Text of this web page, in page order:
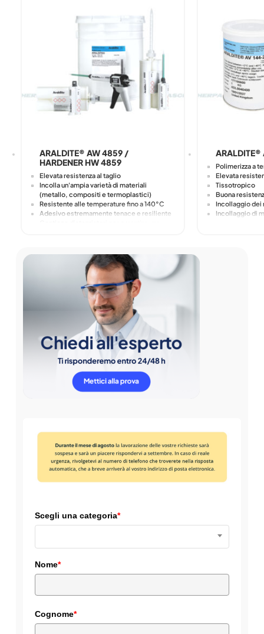
ARALDITE® AW 4859 /
HARDENER HW 4859
Elevata resistenza al taglio
Incolla un'ampia varietà di materiali
(metallo, compositi e termoplastici)
Resistente alle temperature fino a 140°C
Adesivo estremamente tenace e resiliente
Polimerizza a
Elevata
Tissotropico
Buona
Incollaggio dei
Incollaggio di
Scegli una categoria*
Nome*
Cognome*